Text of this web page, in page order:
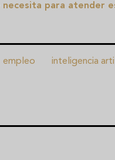
para atender
empleo inteligencia